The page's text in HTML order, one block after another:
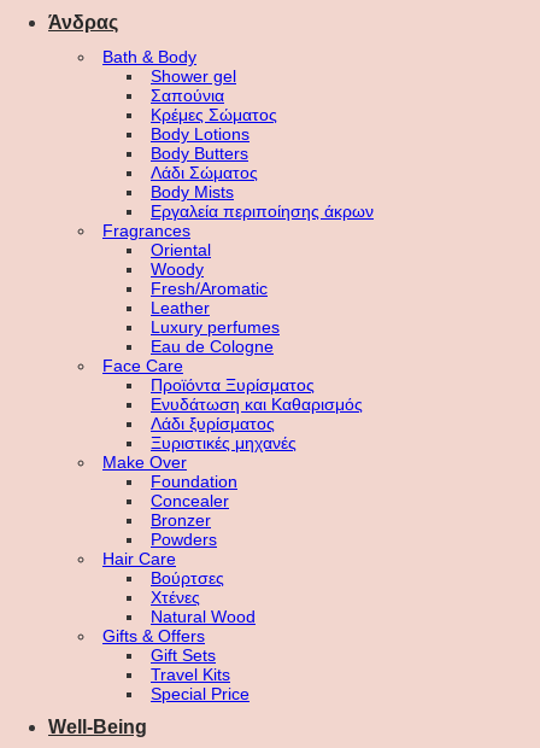
Άνδρας
Bath & Body
Shower gel
Σαπούνια
Κρέμες Σώματος
Body Lotions
Body Butters
Λάδι Σώματος
Body Mists
Εργαλεία περιποίησης άκρων
Fragrances
Oriental
Woody
Fresh/Aromatic
Leather
Luxury perfumes
Eau de Cologne
Face Care
Προϊόντα Ξυρίσματος
Ενυδάτωση και Καθαρισμός
Λάδι ξυρίσματος
Ξυριστικές μηχανές
Make Over
Foundation
Concealer
Bronzer
Powders
Hair Care
Βούρτσες
Χτένες
Natural Wood
Gifts & Offers
Gift Sets
Travel Kits
Special Price
Well-Being